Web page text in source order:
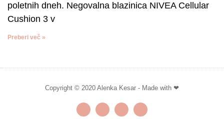
poletnih dneh. Negovalna blazinica NIVEA Cellular
Cushion 3 v
Preberi več »
Copyright © 2020 Alenka Kesar - Made with ❤